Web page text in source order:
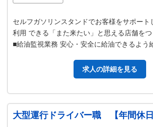
セルフガソリンスタンドでお客様をサポート
利用 できる「また来たい」と思える店舗をつ
■給油監視業務 安心・安全に給油できるよう
求人の詳細を見る
大型運行ドライバー職 【年間休日